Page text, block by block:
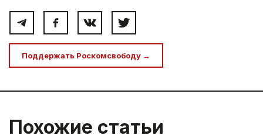
Поддержать Роскомсвободу →
Похожие статьи